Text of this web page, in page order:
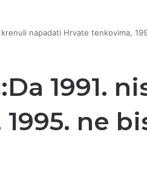
napadati Hrvate tenkovima,
1991.
ne